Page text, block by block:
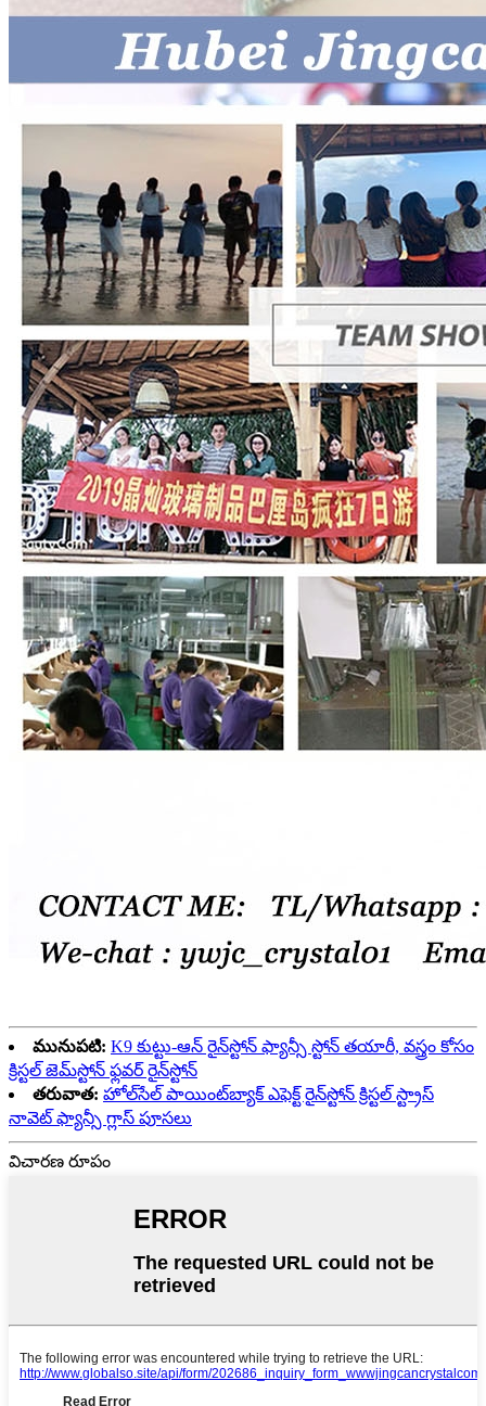
మునుపటి: K9 కుట్టు-ఆన్ రైన్‌స్టోన్ ఫ్యాన్సీ స్టోన్ తయారీ, వస్త్రం కోసం
క్రిస్టల్ జెమ్‌స్టోన్ ఫ్లవర్ రైన్‌స్టోన్
తరువాత: హోల్‌సేల్ పాయింట్‌బ్యాక్ ఎఫెక్ట్ రైన్‌స్టోన్ క్రిస్టల్ స్ట్రాస్
నావెట్ ఫ్యాన్సీ గ్లాస్ పూసలు
విచారణ రూపం